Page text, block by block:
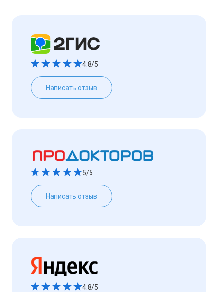
4.8/5
Написать отзыв
5/5
Написать отзыв
4.8/5